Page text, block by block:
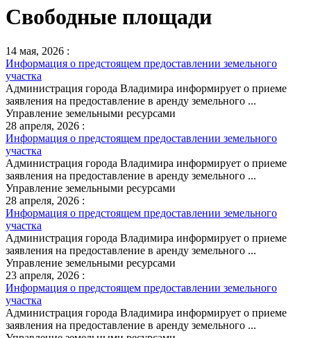
Свободные площади
14 мая, 2026 :
Информация о предстоящем предоставлении земельного
участка
Администрация города Владимира информирует о приеме
заявления на предоставление в аренду земельного ...
Управление земельными ресурсами
28 апреля, 2026 :
Информация о предстоящем предоставлении земельного
участка
Администрация города Владимира информирует о приеме
заявления на предоставление в аренду земельного ...
Управление земельными ресурсами
28 апреля, 2026 :
Информация о предстоящем предоставлении земельного
участка
Администрация города Владимира информирует о приеме
заявления на предоставление в аренду земельного ...
Управление земельными ресурсами
23 апреля, 2026 :
Информация о предстоящем предоставлении земельного
участка
Администрация города Владимира информирует о приеме
заявления на предоставление в аренду земельного ...